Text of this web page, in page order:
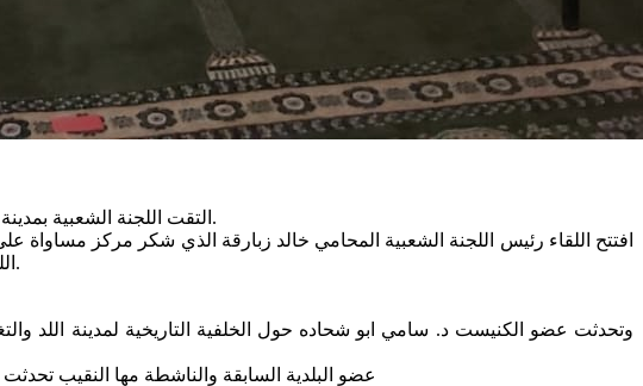
التقت اللجنة الشعبية بمدينة اللد اليوم الخميس مع نرجس بيرجون داس السفيرة التنفيذية للسفارة الفرنسية بمبادرة قسم العلاقات الدولية بمركز مساواة.
افتتح اللقاء رئيس اللجنة الشعبية المحامي خالد زبارقة الذي شكر مركز مساواة
اللد بهدف ترحيلهم عن المدينة وطالب الوفد الفرنسي بمراقبة أوضاع اللد والعمل على جلب حماية دولية للسكان العرب في اللد.
وتحدثت عضو الكنيست د. سامي ابو شحاده حول الخلفية التاريخية لمدينة اللد
عضو البلدية السابقة والناشطة مها النقيب